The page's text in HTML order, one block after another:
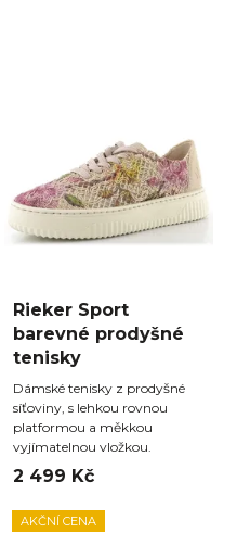
Rieker Sport
barevné prodyšné
tenisky
Dámské tenisky z prodyšné
síťoviny, s lehkou rovnou
platformou a měkkou
vyjímatelnou vložkou.
2 499 Kč
AKČNÍ CENA